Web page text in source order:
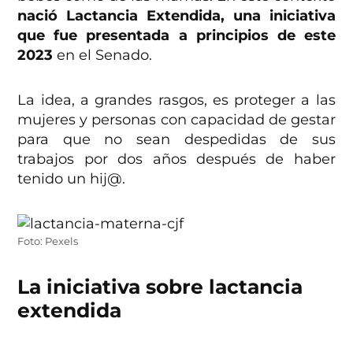
nació Lactancia Extendida, una iniciativa
que fue presentada a principios de este
2023 en el Senado.
La idea, a grandes rasgos, es proteger a las
mujeres y personas con capacidad de gestar
para que no sean despedidas de sus
trabajos por dos años después de haber
tenido un hij@.
Foto: Pexels
La iniciativa sobre lactancia
extendida